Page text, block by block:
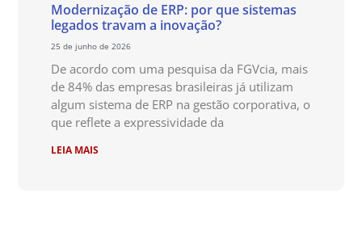
Modernização de ERP: por que sistemas
legados travam a inovação?
25 de junho de 2026
De acordo com uma pesquisa da FGVcia, mais
de 84% das empresas brasileiras já utilizam
algum sistema de ERP na gestão corporativa, o
que reflete a expressividade da
LEIA MAIS